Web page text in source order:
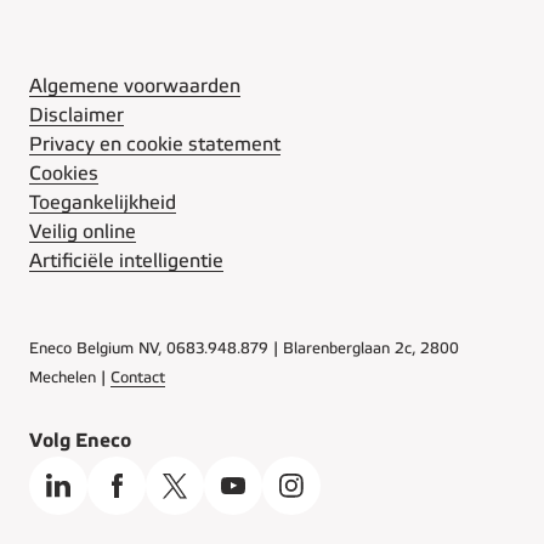
Algemene voorwaarden
Disclaimer
Privacy en cookie statement
Cookies
Toegankelijkheid
Veilig online
Artificiële intelligentie
Eneco Belgium NV, 0683.948.879 | Blarenberglaan 2c, 2800
Mechelen | Contact
Volg Eneco